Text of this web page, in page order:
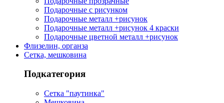
Подарочные с рисунком
Подарочные металл +рисунок
Подарочные металл +рисунок 4 краски
Подарочные цветной металл +рисунок
Флизелин, органза
Сетка, мешковина
Подкатегория
Сетка "паутинка"